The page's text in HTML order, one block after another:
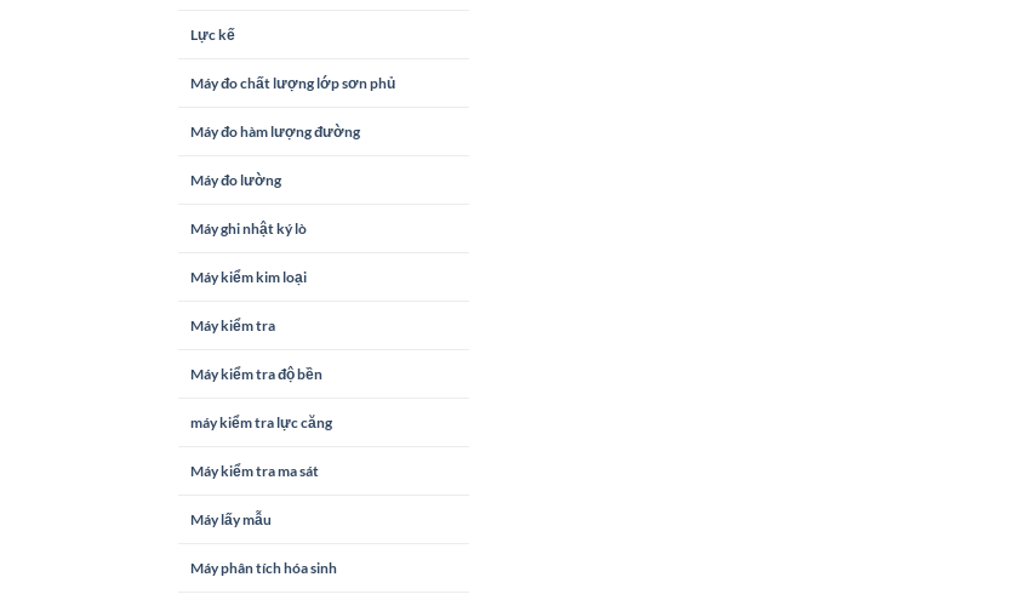
Lực kế
Máy đo chất lượng lớp sơn phủ
Máy đo hàm lượng đường
Máy đo lường
Máy ghi nhật ký lò
Máy kiểm kim loại
Máy kiểm tra
Máy kiểm tra độ bền
máy kiểm tra lực căng
Máy kiểm tra ma sát
Máy lấy mẫu
Máy phân tích hóa sinh